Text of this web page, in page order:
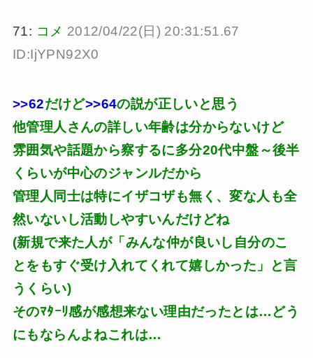
71: コメ 2012/04/22(日) 20:31:51.67
ID:IjYPN92X0
>>62だけど>>64の説が正しいと思う
他管理人さんの詳しい年齢は分からないけど
雰囲気や話題から察するに多分20代中盤～後半
くらいが中心のジャンルだから
管理人同士は特にイザコザも無く、変な人も全
然いないし活動しやすいんだけどね
(新規で来た人が「みんな仲が良いし自分のこ
とをもすぐ受け入れてくれて嬉しかった」と言
うくらい)
そのﾏﾀｰﾘ感が感想来ない理由だったとは…どう
にもならんよねこれは…